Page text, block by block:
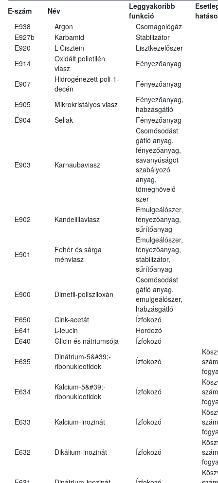
E-szám Név
Leggyakoribb
funkció
E938
Argon
Csomagológáz
E927b
Karbamid
Stabilizátor
E920
L-Cisztein
Lisztkezelőszer
E914
Oxidált polietilén
viasz
Fényezőanyag
E907
Hidrogénezett poli-1-
decén
Fényezőanyag
E905 Mikrokristályos viasz
Fényezőanyag,
habzásgátló
E904
Sellak Fényezőanyag
E903 Karnaubaviasz
Csomósodást
gátló anyag,
fényezőanyag,
savanyúságot
szabályozó
anyag,
tömegnövelő
szer
E902 Kandelillaviasz
Emulgeálószer,
fényezőanyag,
sűrítőanyag
E901
Fehér és sárga
méhviasz
Emulgeálószer,
fényezőanyag,
stabilizátor,
sűrítőanyag
E900 Dimetil-polisziloxán
Csomósodást
gátló anyag,
emulgeálószer,
habzásgátló
E650
Cink-acetát
Ízfokozó
E641
L-leucin
Hordozó
E640
Glicin és nátriumsója Ízfokozó
E635
Dinátrium-5&#39;-
ribonukleotidok
Ízfokozó
E634
Kalcium-5&#39;-
ribonukleotidok
Ízfokozó
E633 Kalcium-inozinát Ízfokozó
E632 Dikálium-inozinát Ízfokozó